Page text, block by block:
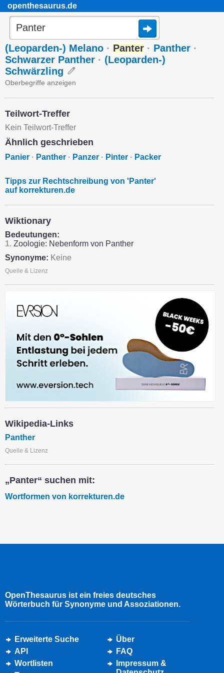
openthesaurus.de
(Leoparden-) Melano · Panter · Panther ·
Schwarzer Panther · (Leoparden-)
Schwärzling
Oberbegriffe anzeigen
Teilwort-Treffer
Kein Teilwort-Treffer
Ähnlich geschrieben
Panier · Panther · Panzer · Pinter · Packer
Tipps zur Rechtschreibung von 'Panter'
auf korrekturen.de
Wiktionary
Bedeutungen:
1. Zoologie: Nebenform von Panther
Synonyme: Keine
Quelle & Lizenz
Wikipedia-Links
Panther
Quelle & Lizenz
„Panter“ suchen mit:
Wortformen von korrekturen.de
OpenThesaurus ist ein freies deutsches
Wörterbuch für Synonyme und Assoziationen.
Erweiterte Suche
API
Wortlisten
Über
FAQ
Impressum &